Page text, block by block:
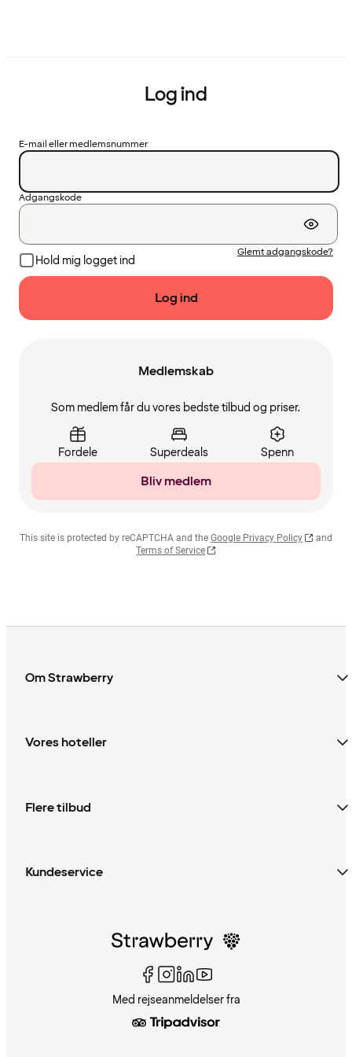
Log ind
E-mail eller medlemsnummer
Adgangskode
Hold mig logget ind
Glemt adgangskode?
Log ind
Medlemskab
Som medlem får du vores bedste tilbud og priser.
Fordele Superdeals Spenn
Bliv medlem
This site is protected by reCAPTCHA and the Google Privacy Policy
and
Terms of Service
Om Strawberry
Vores hoteller
Flere tilbud
Kundeservice
Med rejseanmeldelser fra